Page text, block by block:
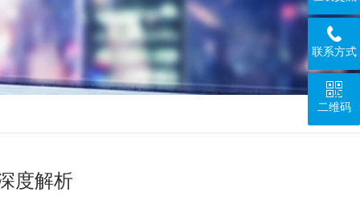
度解析
联系方式
二维码